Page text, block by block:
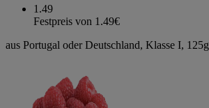
1.49
Festpreis von 1.49€
aus Portugal oder Deutschland, Klasse I, 125g